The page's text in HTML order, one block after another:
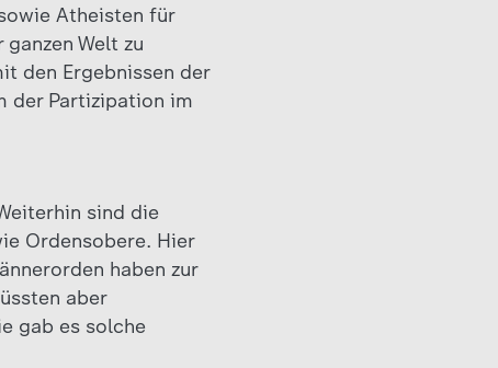
Atheisten für
Welt zu
den Ergebnissen der
der Partizipation im
sind die
Ordensobere. Hier
haben zur
aber
gab es solche